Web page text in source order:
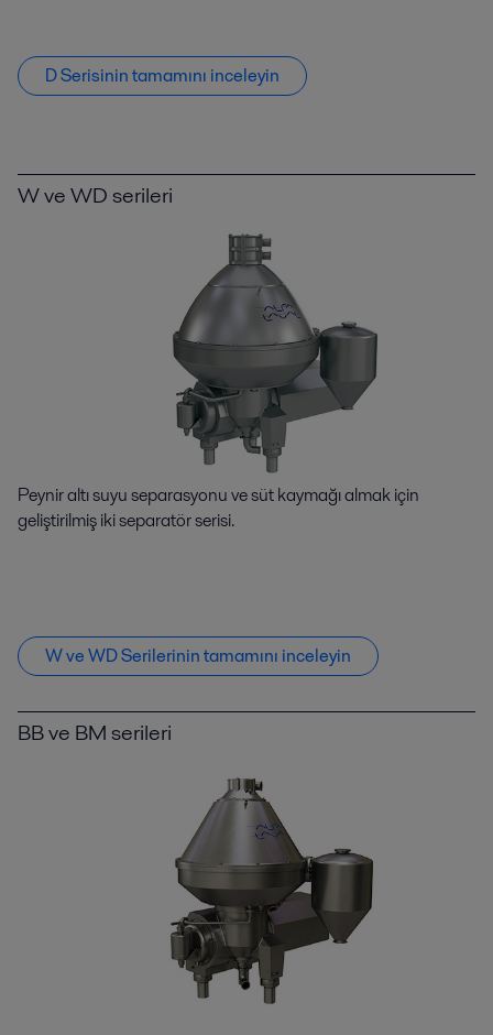
D Serisinin tamamını inceleyin
W ve WD serileri
Peynir altı suyu separasyonu ve süt kaymağı almak için
geliştirilmiş iki separatör serisi.
W ve WD Serilerinin tamamını inceleyin
BB ve BM serileri